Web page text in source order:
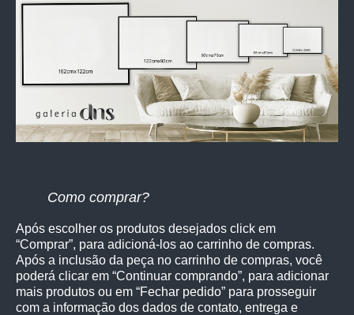
Como comprar?
Após escolher os produtos desejados click em
“Comprar”, para adicioná-los ao carrinho de compras.
Após a inclusão da peça no carrinho de compras, você
poderá clicar em “Continuar comprando”, para adicionar
mais produtos ou em “Fechar pedido” para prosseguir
com a informação dos dados de contato, entrega e